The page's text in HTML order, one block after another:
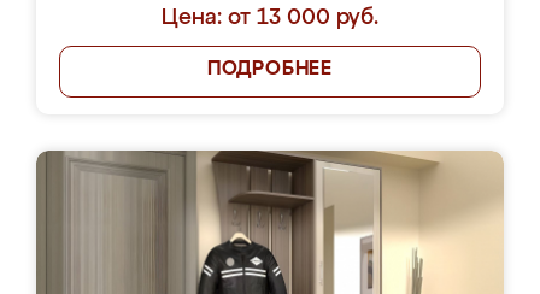
Цена: от 13 000 руб.
ПОДРОБНЕЕ